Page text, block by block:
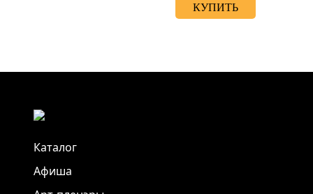
КУПИТЬ
Каталог
Афиша